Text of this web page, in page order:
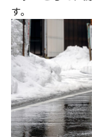
す。